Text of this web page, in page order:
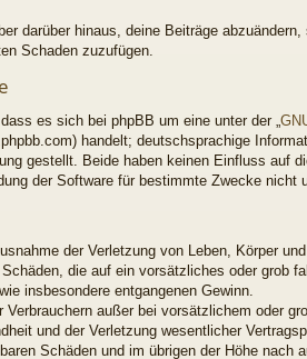
darüber hinaus, deine Beiträge
Schaden zuzufügen.
es sich bei phpBB um eine unter der „
handelt; deutschsprachige
gestellt. Beide haben keinen Einfluss auf
der Software für bestimmte Zwecke nicht
der Verletzung von Leben, Körper
die auf ein vorsätzliches oder grob
insbesondere entgangenen Gewinn.
Verbrauchern außer bei vorsätzlichem oder
und der Verletzung wesentlicher
Schäden und im übrigen der Höhe